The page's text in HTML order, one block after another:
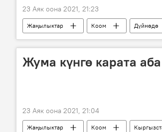
23 Аяк оона 2021, 21:23
Жаңылыктар Коом Дүйнөдө
элчилик
паспорт документ
Жума күнгө карата
23 Аяк оона 2021, 21:04
Жаңылыктар Коом